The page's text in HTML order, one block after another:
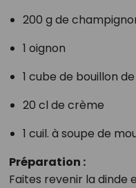
200 g de
1 oignon
1 cube de bouillon
20 cl de crème
1 cuil. à soupe de
Préparation :
Faites revenir la dinde